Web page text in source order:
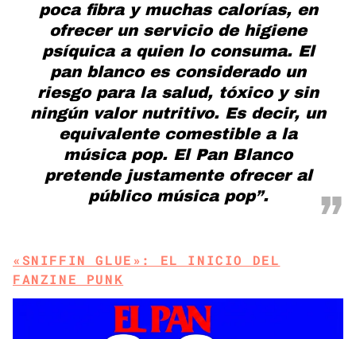
poca fibra y muchas calorías, en
ofrecer un servicio de higiene
psíquica a quien lo consuma. El
pan blanco es considerado un
riesgo para la salud, tóxico y sin
ningún valor nutritivo. Es decir, un
equivalente comestible a la
música pop. El Pan Blanco
pretende justamente ofrecer al
público música pop”.
«SNIFFIN GLUE»: EL INICIO DEL
FANZINE PUNK